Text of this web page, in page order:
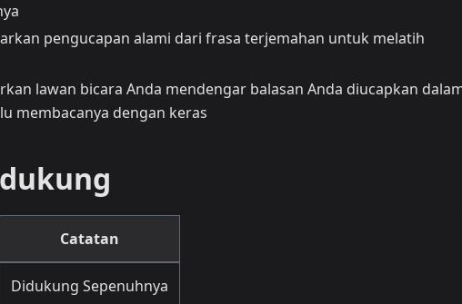
pengucapan alami dari frasa terjemahan untuk melatih
lawan bicara Anda mendengar balasan Anda diucapkan
membacanya dengan keras
Catatan
Didukung Sepenuhnya